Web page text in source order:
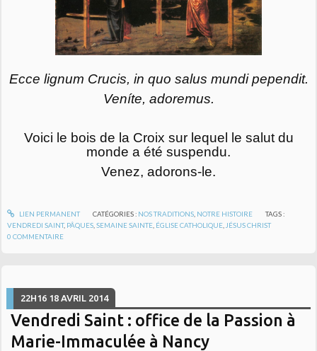
Ecce lignum Crucis, in quo salus mundi pependit.
Veníte, adoremus.
Voici le bois de la Croix sur lequel le salut du
monde a été suspendu.
Venez, adorons-le.
LIEN PERMANENT CATÉGORIES : NOS TRADITIONS, NOTRE HISTOIRE
TAGS :
VENDREDI SAINT, PÂQUES ,SEMAINE SAINTE ÉGLISE CATHOLIQUE JÉSUS CHRIST
0 COMMENTAIRE
22H16 18 AVRIL 2014
Vendredi Saint : office de la Passion à
Marie-Immaculée à Nancy